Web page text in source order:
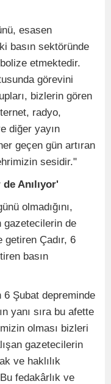
esasen
basın sektöründe
etmektedir.
görevini
bizlerin gören
radyo,
diğer yayın
geçen gün artıran
sesidir."
Anılıyor'
olmadığını,
gazetecilerin de
getiren Çadır, 6
basın
6 Şubat depreminde
yanı sıra bu afette
olması bizleri
gazetecilerin
ve haklılık
fedakârlık ve